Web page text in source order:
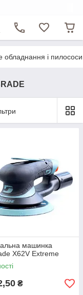
обладнання і
машинка
X62V Extreme
₴